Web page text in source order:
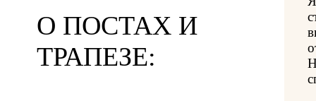
О ПОСТАХ И
ТРАПЕЗЕ: